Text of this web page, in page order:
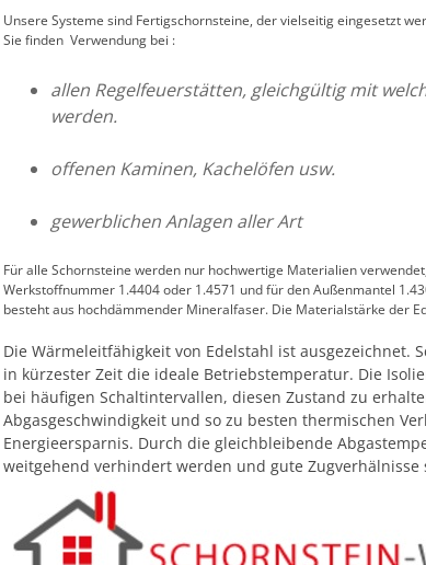
Unsere Systeme sind Fertigschornsteine, der vielseitig eingesetzt
Sie finden Verwendung bei :
allen Regelfeuerstätten, gleichgültig mit
werden.
offenen Kaminen, Kachelöfen usw.
gewerblichen Anlagen aller Art
Für alle Schornsteine werden nur hochwertige Materialien
Werkstoffnummer 1.4404 oder 1.4571 und für den Außenmantel
besteht aus hochdämmender Mineralfaser. Die Materialstärke der
Die Wärmeleitfähigkeit von Edelstahl ist ausgezeichnet.
in kürzester Zeit die ideale Betriebstemperatur. Die
bei häufigen Schaltintervallen, diesen Zustand zu
Abgasgeschwindigkeit und so zu besten thermischen
Energieersparnis. Durch die gleichbleibende
weitgehend verhindert werden und gute Zugverhälnisse